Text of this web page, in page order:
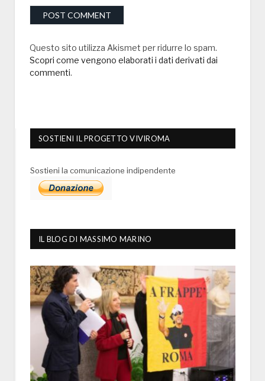
Questo sito utilizza Akismet per ridurre lo spam.
Scopri come vengono elaborati i dati derivati dai
commenti.
SOSTIENI IL PROGETTO VIVIROMA
Sostieni la comunicazione indipendente
IL BLOG DI MASSIMO MARINO